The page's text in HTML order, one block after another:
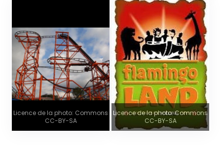
Licence de la photo: Commons
CC-BY-SA
Licence de la photo: Commons
CC-BY-SA